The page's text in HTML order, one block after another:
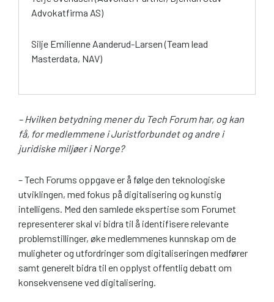
Advokatfirma AS)
Silje Emilienne Aanderud-Larsen (Team lead
Masterdata, NAV)
– Hvilken betydning mener du Tech Forum har, og kan
få, for medlemmene i Juristforbundet og andre i
juridiske miljøer i Norge?
– Tech Forums oppgave er å følge den teknologiske
utviklingen, med fokus på digitalisering og kunstig
intelligens. Med den samlede ekspertise som Forumet
representerer skal vi bidra til å identifisere relevante
problemstillinger, øke medlemmenes kunnskap om de
muligheter og utfordringer som digitaliseringen medfører
samt generelt bidra til en opplyst offentlig debatt om
konsekvensene ved digitalisering.